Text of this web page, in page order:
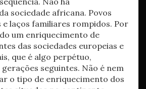
sociedade africana. Povos
laços familiares rompidos. Por
um enriquecimento de
das sociedades europeias e
que é algo perpétuo,
seguintes. Não é nem
o tipo de enriquecimento dos